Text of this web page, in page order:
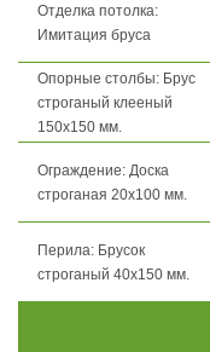
Отделка потолка:
Имитация бруса
Опорные столбы: Брус
строганый клееный
150х150 мм.
Ограждение: Доска
строганая 20х100 мм.
Перила: Брусок
строганый 40х150 мм.